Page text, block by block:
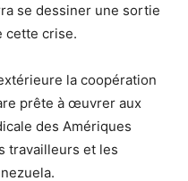
se dessiner une sortie
cette crise.
la coopération
prête à œuvrer aux
des Amériques
travailleurs et les